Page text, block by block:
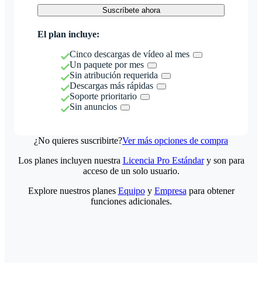
Suscríbete ahora
El plan incluye:
Cinco descargas de vídeo al mes
Un paquete por mes
Sin atribución requerida
Descargas más rápidas
Soporte prioritario
Sin anuncios
¿No quieres suscribirte?Ver más opciones de compra
Los planes incluyen nuestra Licencia Pro Estándary son para
acceso de un solo usuario.
Explore nuestros planes Equipoy Empresa para obtener
funciones adicionales.